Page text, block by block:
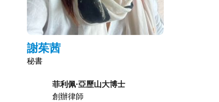
謝茱茜
秘書
菲利佩·亞歷山大博士
創辦律師